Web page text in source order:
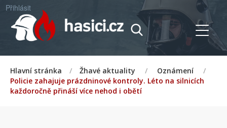
Přihlásit
Hlavní stránka / Žhavé aktuality / Oznámení
/
Policie zahajuje prázdninové kontroly. Léto na silnicích
každoročně přináší více nehod i obětí